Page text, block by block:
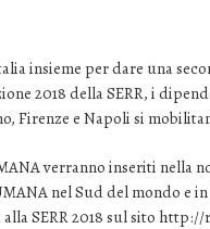
insieme per dare una
2018 della SERR, i
Firenze e Napoli si
verranno inseriti nella
nel Sud del mondo e
SERR 2018 sul sito